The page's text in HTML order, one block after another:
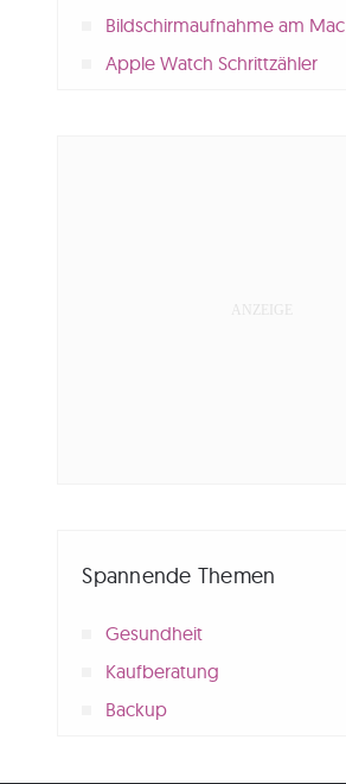
Bildschirmaufnahme am Mac
Apple Watch Schrittzähler
Spannende Themen
Gesundheit
Kaufberatung
Backup